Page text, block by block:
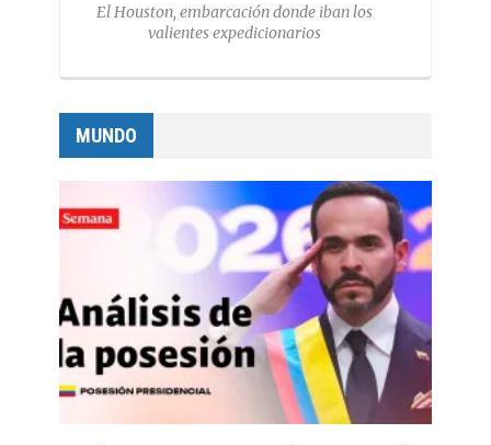
El Houston, embarcación donde iban los
valientes expedicionarios
MUNDO